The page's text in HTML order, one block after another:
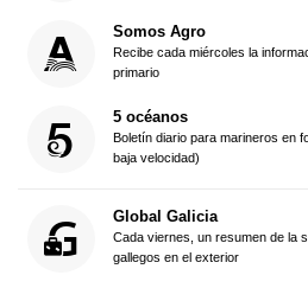
Somos Agro
Recibe cada miércoles la
primario
5 océanos
Boletín diario para marineros en
baja velocidad)
Global Galicia
Cada viernes, un resumen de la
gallegos en el exterior